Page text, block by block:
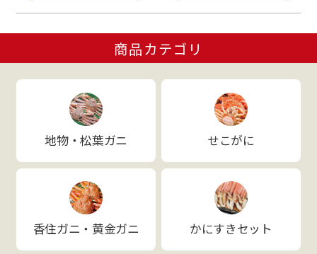
商品カテゴリ
地物・松葉ガニ せこがに
香住ガニ・黄金ガニ かにすきセット